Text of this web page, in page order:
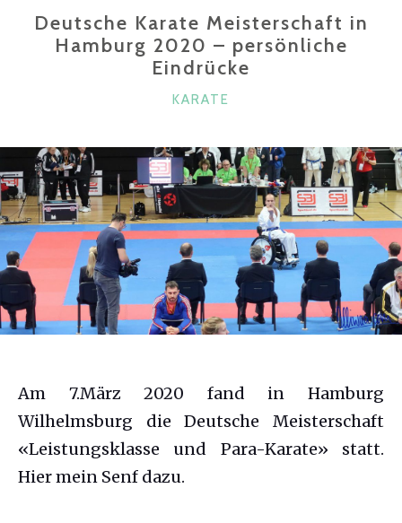
Deutsche Karate Meisterschaft in
Hamburg 2020 – persönliche
Eindrücke
KATEGORIEN
KARATE
Am 7.März 2020 fand in Hamburg
Wilhelmsburg die Deutsche Meisterschaft
«Leistungsklasse und Para-Karate» statt.
Hier mein Senf dazu.